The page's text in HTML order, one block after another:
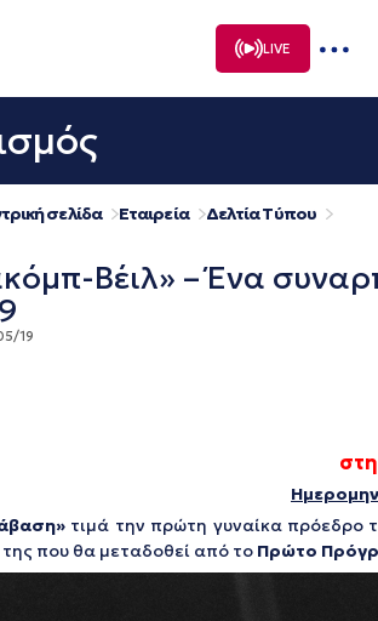
LIVE
σελίδα Εταιρεία
Δελτία Τύπου
Βέιλ» – Ένα
19
τιμά την πρώτη γυναίκα πρόεδρο
που θα μεταδοθεί από το Πρώτο